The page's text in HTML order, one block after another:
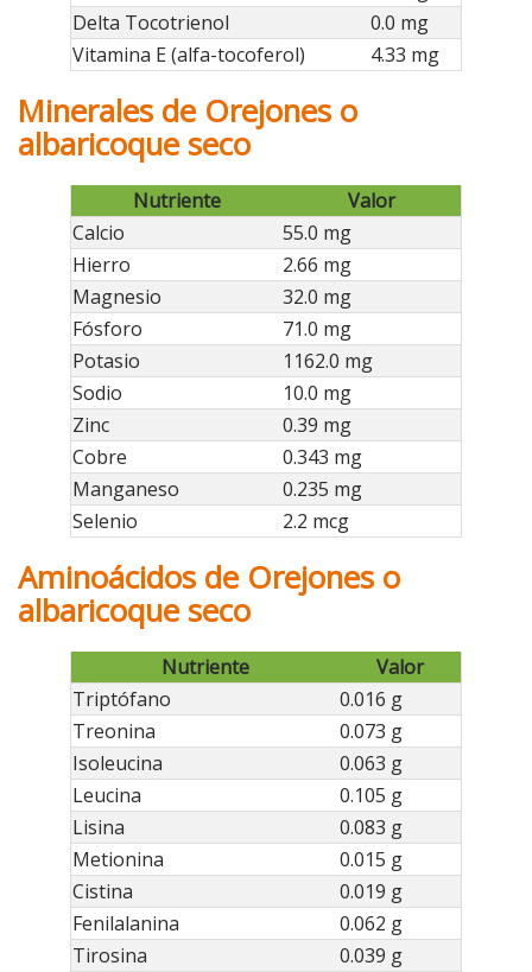
Delta Tocotrienol
0.0 mg
Vitamina E (alfa-tocoferol)
4.33 mg
Minerales de Orejones o
albaricoque seco
Nutriente
Valor
Calcio
55.0 mg
Hierro
2.66 mg
Magnesio
32.0 mg
Fósforo
71.0 mg
Potasio
1162.0 mg
Sodio
10.0 mg
Zinc
0.39 mg
Cobre
0.343 mg
Manganeso
0.235 mg
Selenio
2.2 mcg
Aminoácidos de Orejones o
albaricoque seco
Nutriente
Valor
Triptófano
0.016 g
Treonina
0.073 g
Isoleucina
0.063 g
Leucina
0.105 g
Lisina
0.083 g
Metionina
0.015 g
Cistina
0.019 g
Fenilalanina
0.062 g
Tirosina
0.039 g